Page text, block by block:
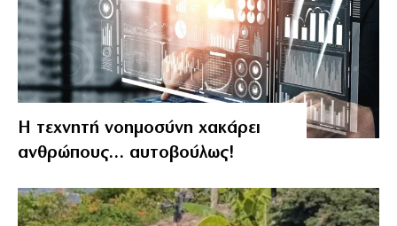
Η τεχνητή νοημοσύνη χακάρει
ανθρώπους… αυτοβούλως!